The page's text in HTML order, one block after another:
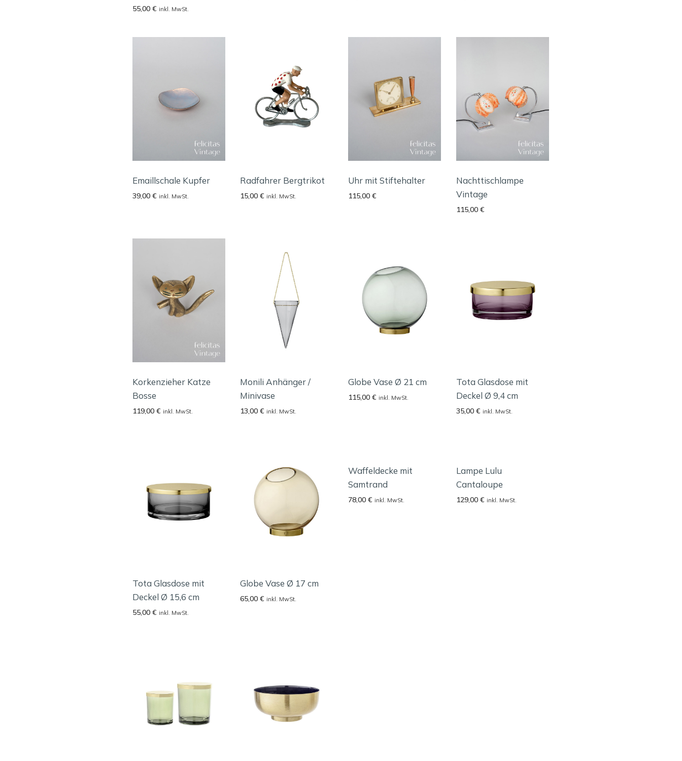
55,00€ inkl. MwSt.
Emaillschale Kupfer
39,00€ inkl. MwSt.
Radfahrer Bergtrikot
15,00€ inkl. MwSt.
Uhr mit Stiftehalter
115,00€
Nachttischlampe
Vintage
115,00€
Korkenzieher Katze
Bosse
119,00€ inkl. MwSt.
Monili Anhänger /
Minivase
13,00€ inkl. MwSt.
Globe Vase Ø 21 cm
115,00€ inkl. MwSt.
Tota Glasdose mit
Deckel Ø 9,4 cm
35,00€ inkl. MwSt.
Tota Glasdose mit
Deckel Ø 15,6 cm
55,00€ inkl. MwSt.
Globe Vase Ø 17 cm
65,00€ inkl. MwSt.
Waffeldecke mit
Samtrand
78,00€ inkl. MwSt.
Lampe Lulu
Cantaloupe
129,00€ inkl. MwSt.